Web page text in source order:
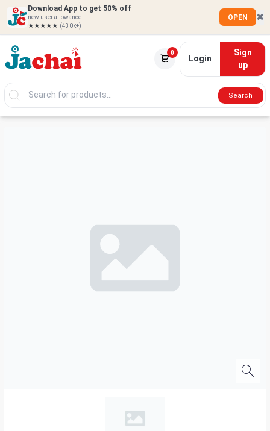
Download App to get 50% off
new user allowance
★★★★★ (430k+)
OPEN ✖
0
Login
Sign
up
Search